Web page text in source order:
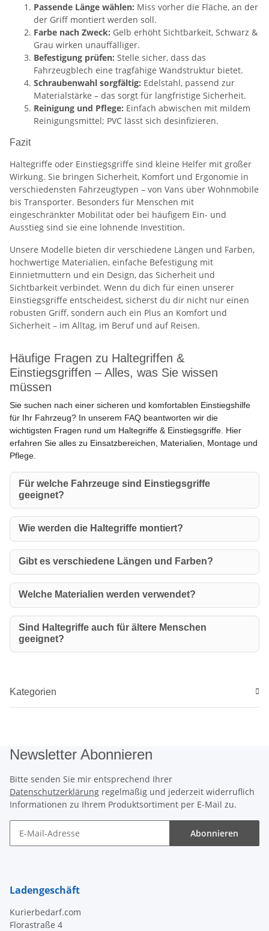
Passende Länge wählen: Miss vorher die Fläche, an der
der Griff montiert werden soll.
Farbe nach Zweck: Gelb erhöht Sichtbarkeit, Schwarz &
Grau wirken unauffälliger.
Befestigung prüfen: Stelle sicher, dass das
Fahrzeugblech eine tragfähige Wandstruktur bietet.
Schraubenwahl sorgfältig: Edelstahl, passend zur
Materialstärke – das sorgt für langfristige Sicherheit.
Reinigung und Pflege: Einfach abwischen mit mildem
Reinigungsmittel; PVC lässt sich desinfizieren.
Fazit
Haltegriffe oder Einstiegsgriffe sind kleine Helfer mit großer
Wirkung. Sie bringen Sicherheit, Komfort und Ergonomie in
verschiedensten Fahrzeugtypen – von Vans über Wohnmobile
bis Transporter. Besonders für Menschen mit
eingeschränkter Mobilität oder bei häufigem Ein- und
Ausstieg sind sie eine lohnende Investition.
Unsere Modelle bieten dir verschiedene Längen und Farben,
hochwertige Materialien, einfache Befestigung mit
Einnietmuttern und ein Design, das Sicherheit und
Sichtbarkeit verbindet. Wenn du dich für einen unserer
Einstiegsgriffe entscheidest, sicherst du dir nicht nur einen
robusten Griff, sondern auch ein Plus an Komfort und
Sicherheit – im Alltag, im Beruf und auf Reisen.
Häufige Fragen zu Haltegriffen &
Einstiegsgriffen – Alles, was Sie wissen
müssen
Sie suchen nach einer sicheren und komfortablen Einstiegshilfe
für Ihr Fahrzeug? In unserem FAQ beantworten wir die
wichtigsten Fragen rund um Haltegriffe & Einstiegsgriffe. Hier
erfahren Sie alles zu Einsatzbereichen, Materialien, Montage und
Pflege.
Für welche Fahrzeuge sind Einstiegsgriffe
geeignet?
Wie werden die Haltegriffe montiert?
Gibt es verschiedene Längen und Farben?
Welche Materialien werden verwendet?
Sind Haltegriffe auch für ältere Menschen
geeignet?
Kategorien
Newsletter Abonnieren
Bitte senden Sie mir entsprechend Ihrer
Datenschutzerklärung regelmäßig und jederzeit widerruflich
Informationen zu Ihrem Produktsortiment per E-Mail zu.
Abonnieren
Ladengeschäft
Kurierbedarf.com
Florastraße 4